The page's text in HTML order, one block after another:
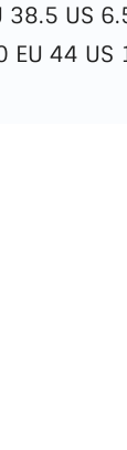
38.5 US
EU 44 US